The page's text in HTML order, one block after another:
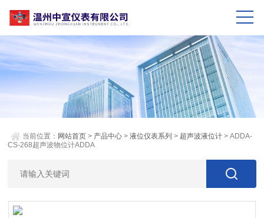
当前位置： 网站首页 > 产品中心 >液位仪表系列 > 超声波液位计 > ADDA-
CS-268超声波物位计ADDA